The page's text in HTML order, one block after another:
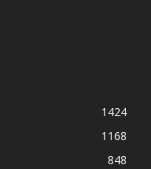
1424
1168
848